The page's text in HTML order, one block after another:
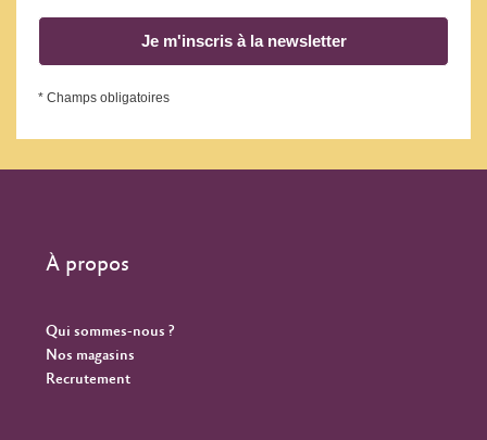
Je m'inscris à la newsletter
* Champs obligatoires
À propos
Qui sommes-nous ?
Nos magasins
Recrutement